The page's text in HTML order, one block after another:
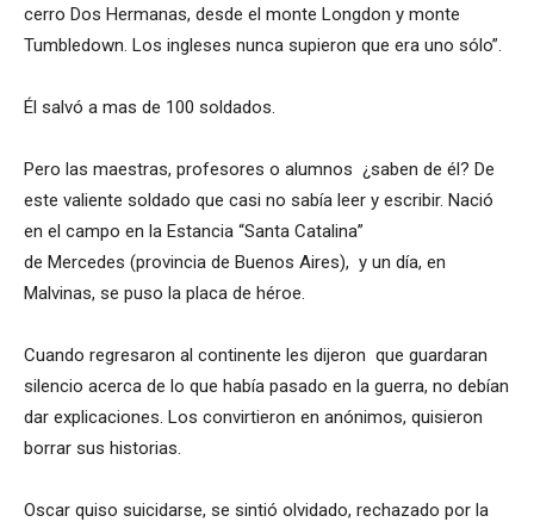
cerro Dos Hermanas, desde el monte Longdon y monte
Tumbledown. Los ingleses nunca supieron que era uno sólo”.
Él salvó a mas de 100 soldados.
Pero las maestras, profesores o alumnos ¿saben de él? De
este valiente soldado que casi no sabía leer y escribir. Nació
en el campo en la Estancia “Santa Catalina”
de Mercedes (provincia de Buenos Aires), y un día, en
Malvinas, se puso la placa de héroe.
Cuando regresaron al continente les dijeron que guardaran
silencio acerca de lo que había pasado en la guerra, no debían
dar explicaciones. Los convirtieron en anónimos, quisieron
borrar sus historias.
Oscar quiso suicidarse, se sintió olvidado, rechazado por la